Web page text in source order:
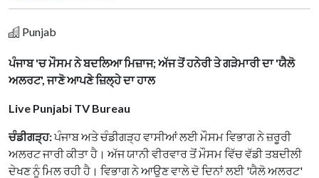
Punjab
ਪੰਜਾਬ 'ਚ ਮੌਸਮ ਨੇ ਬਦਲਿਆ ਮਿਜ਼ਾਜ; ਅੱਜ ਤੋਂ ਹਨੇਰੀ ਤੇ ਗੜੇਮਾਰੀ ਦਾ 'ਯੈਲੋ
ਅਲਰਟ', ਜਾਣੋ ਆਪਣੇ ਜ਼ਿਲ੍ਹੇ ਦਾ ਹਾਲ
Live Punjabi TV Bureau
ਚੰਡੀਗੜ੍ਹ:ਪੰਜਾਬ ਅਤੇ ਚੰਡੀਗੜ੍ਹ ਵਾਸੀਆਂ ਲਈ ਮੌਸਮ ਵਿਭਾਗ ਨੇ ਜ਼ਰੂਰੀ
ਅਲਰਟ ਜਾਰੀ ਕੀਤਾ ਹੈ। ਅੱਜ ਯਾਨੀ ਵੀਰਵਾਰ ਤੋਂ ਮੌਸਮ ਵਿੱਚ ਵੱਡੀ ਤਬਦੀਲੀ
ਦੇਖਣ ਨੂੰ ਮਿਲ ਰਹੀ ਹੈ। ਵਿਭਾਗ ਨੇ ਆਉਣ ਵਾਲੇ ਦੋ ਦਿਨਾਂ ਲਈ 'ਯੈਲੋ ਅਲਰਟ'